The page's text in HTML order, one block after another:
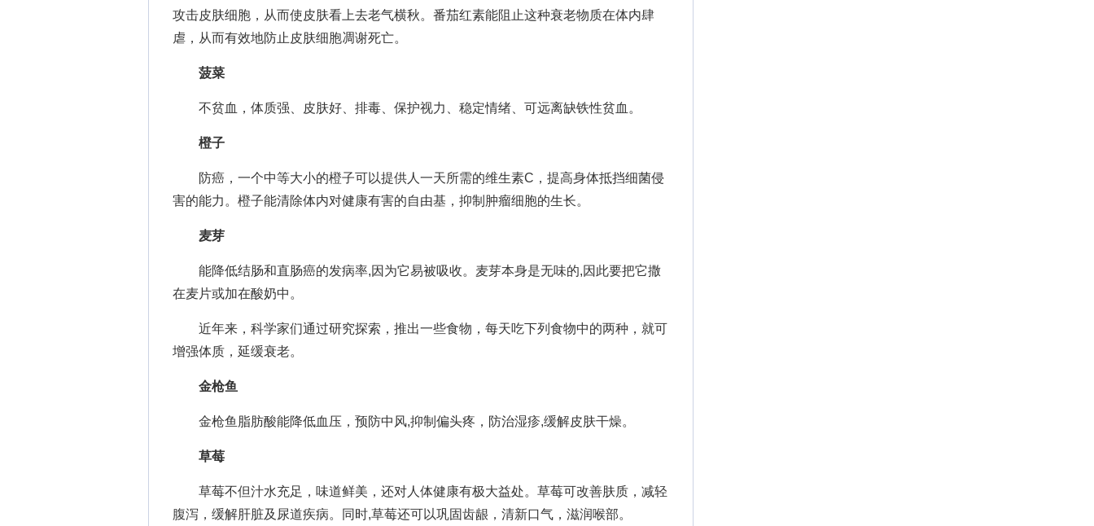
攻击皮肤细胞，从而使皮肤看上去老气横秋。番茄红素能阻止这种衰老物质在体内肆
虐，从而有效地防止皮肤细胞凋谢死亡。
菠菜
不贫血，体质强、皮肤好、排毒、保护视力、稳定情绪、可远离缺铁性贫血。
橙子
防癌，一个中等大小的橙子可以提供人一天所需的维生素C，提高身体抵挡细菌侵
害的能力。橙子能清除体内对健康有害的自由基，抑制肿瘤细胞的生长。
麦芽
能降低结肠和直肠癌的发病率,因为它易被吸收。麦芽本身是无味的,因此要把它撒
在麦片或加在酸奶中。
近年来，科学家们通过研究探索，推出一些食物，每天吃下列食物中的两种，就可
增强体质，延缓衰老。
金枪鱼
金枪鱼脂肪酸能降低血压，预防中风,抑制偏头疼，防治湿疹,缓解皮肤干燥。
草莓
草莓不但汁水充足，味道鲜美，还对人体健康有极大益处。草莓可改善肤质，减轻
腹泻，缓解肝脏及尿道疾病。同时,草莓还可以巩固齿龈，清新口气，滋润喉部。